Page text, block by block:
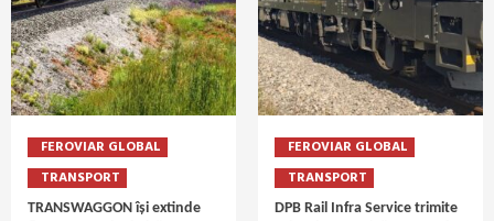
FEROVIAR GLOBAL
TRANSPORT
TRANSWAGGON își extinde
FEROVIAR GLOBAL
TRANSPORT
DPB Rail Infra Service trimite